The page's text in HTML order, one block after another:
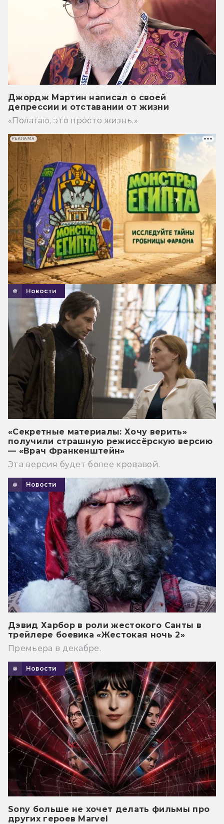
Джордж Мартин написал о своей
депрессии и отставании от жизни
«Полагаю, это просто жизнь.»
Новости
«Секретные материалы: Хочу верить»
получили страшную режиссёрскую версию
— «Врач Франкенштейн»
Эта версия будет более кровавой.
Новости
Дэвид Харбор в роли жестокого Санты в
трейлере боевика «Жестокая ночь 2»
Премьера в декабре.
Новости
Sony больше не хочет делать фильмы про
других героев Marvel
РЕКЛАМА